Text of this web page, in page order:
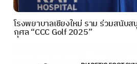
โรงพยาบาลเชียงใหม่ ราม ร่วมสนับ
กุศล “CCC Golf 2025”